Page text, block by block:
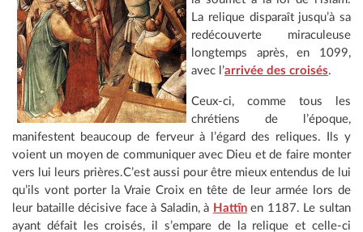
La relique disparaît jusqu’à sa
redécouverte miraculeuse
longtemps après, en 1099,
avec l’arrivée des croisés.
Ceux-ci, comme tous les
chrétiens de l’époque,
manifestent beaucoup de ferveur à l’égard des reliques. Ils y
voient un moyen de communiquer avec Dieu et de faire monter
vers lui leurs prières.C’est aussi pour être mieux entendus de lui
qu’ils vont porter la Vraie Croix en tête de leur armée lors de
leur bataille décisive face à Saladin, à Hattînen 1187. Le sultan
ayant défait les croisés, il s’empare de la relique et celle-ci